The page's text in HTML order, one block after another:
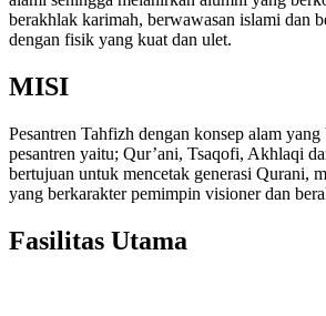
berakhlak karimah, berwawasan islami dan
dengan fisik yang kuat dan ulet.
MISI
Pesantren Tahfizh dengan konsep alam
pesantren yaitu; Qur’ani, Tsaqofi, Akhlaqi
bertujuan untuk mencetak generasi Qurani,
yang berkarakter pemimpin visioner dan
Fasilitas Utama